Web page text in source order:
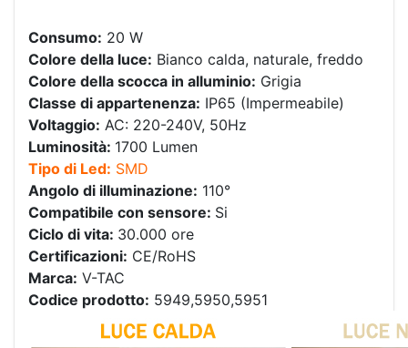
Consumo: 20 W
Colore della luce: Bianco calda, naturale, freddo
Colore della scocca in alluminio: Grigia
Classe di appartenenza: IP65 (Impermeabile)
Voltaggio: AC: 220-240V, 50Hz
Luminosità: 1700 Lumen
Tipo di Led: SMD
Angolo di illuminazione: 110°
Compatibile con sensore: Si
Ciclo di vita: 30.000 ore
Certificazioni: CE/RoHS
Marca: V-TAC
Codice prodotto: 5949,5950,5951